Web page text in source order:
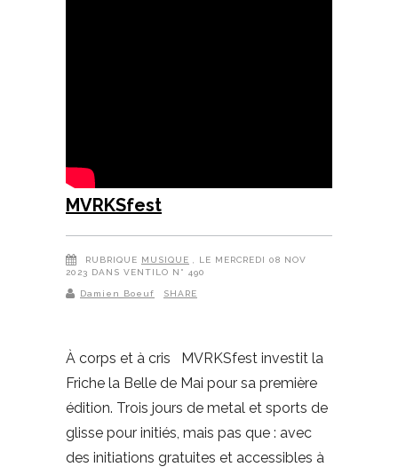
MVRKSfest
RUBRIQUE MUSIQUE
, LE MERCREDI 08 NOV
2023 DANS VENTILO N° 490
Damien Boeuf SHARE
À corps et à cris MVRKSfest investit la
Friche la Belle de Mai pour sa première
édition. Trois jours de metal et sports de
glisse pour initiés, mais pas que : avec
des initiations gratuites et accessibles à